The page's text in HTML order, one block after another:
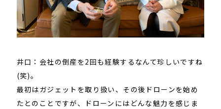
井口：会社の倒産を2回も経験するなんて珍しいですね
(笑)。
最初はガジェットを取り扱い、その後ドローンを始め
たとのことですが、ドローンにはどんな魅力を感じま